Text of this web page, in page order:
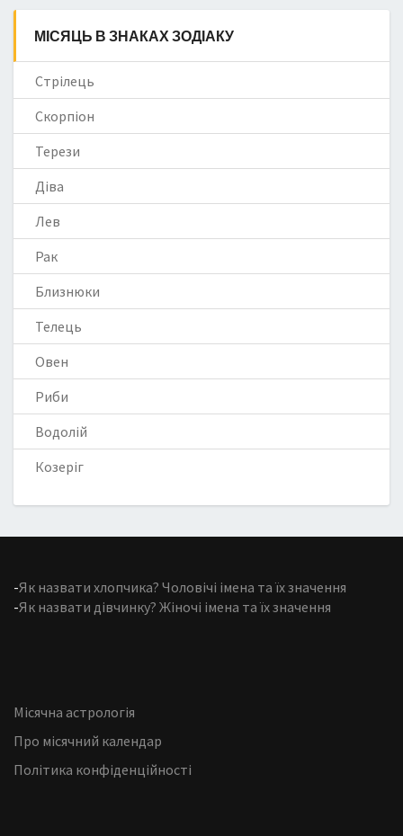
МІСЯЦЬ В ЗНАКАХ ЗОДІАКУ
Стрілець
Скорпіон
Терези
Діва
Лев
Рак
Близнюки
Телець
Овен
Риби
Водолій
Козеріг
-Як назвати хлопчика? Чоловічі імена та їх значення
-Як назвати дівчинку? Жіночі імена та їх значення
Місячна астрологія
Про місячний календар
Політика конфіденційності